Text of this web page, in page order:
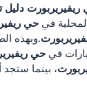
دليل
في حي
.وبهذه
في حي
، بينما